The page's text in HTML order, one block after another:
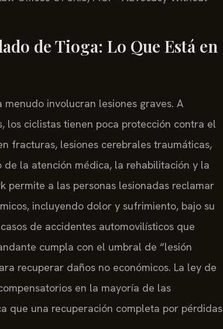
de Tioga: Lo Que Está en
involucran lesiones graves. A
los ciclistas tienen poca protección contra el
fracturas, lesiones cerebrales traumáticas,
la atención médica, la rehabilitación y la
permite a las personas lesionadas reclamar
incluyendo dolor y sufrimiento, bajo su
de accidentes automovilísticos que
cumpla con el umbral de “lesión
recuperar daños no económicos. La ley de
en la mayoría de las
que una recuperación completa por pérdidas